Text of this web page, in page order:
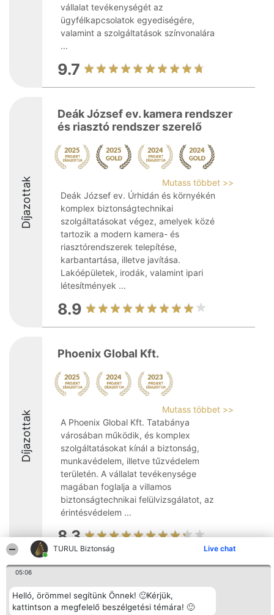
TURUL Biztonság Live chat
05:06
Helló, örömmel segítünk Önnek! 🙂Kérjük,
kattintson a megfelelő beszélgetési témára! 🙂
vállalat tevékenységét az
ügyfélkapcsolatok egyediségére,
valamint a szolgáltatások színvonalára
...
9.7
Díjazottak
Deák József ev. kamera rendszer
és riasztó rendszer szerelő
Mutass többet >>
Deák József ev. Úrhidán és környékén
komplex biztonságtechnikai
szolgáltatásokat végez, amelyek közé
tartozik a modern kamera- és
riasztórendszerek telepítése,
karbantartása, illetve javítása.
Lakóépületek, irodák, valamint ipari
létesítmények ...
8.9
Díjazottak
Phoenix Global Kft.
Mutass többet >>
A Phoenix Global Kft. Tatabánya
városában működik, és komplex
szolgáltatásokat kínál a biztonság,
munkavédelem, illetve tűzvédelem
területén. A vállalat tevékenysége
magában foglalja a villamos
biztonságtechnikai felülvizsgálatot, az
érintésvédelem ...
8.3
SC Beautiful Company S.R.L.
Bulevardul Aleea Timișul De
Sus Nr. 2, Bl. A30, Sc. A, Et.
Nyertesek
Az összes
díjazottak
Elérhetőség